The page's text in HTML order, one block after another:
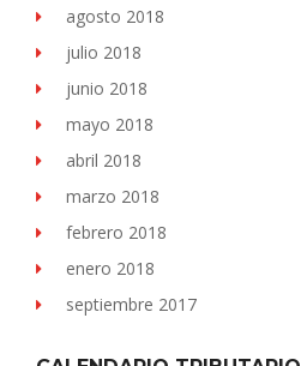
agosto 2018
julio 2018
junio 2018
mayo 2018
abril 2018
marzo 2018
febrero 2018
enero 2018
septiembre 2017